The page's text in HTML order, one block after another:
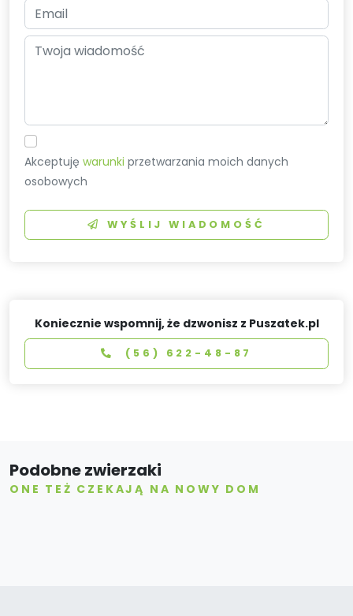
Akceptujęwarunki przetwarzania moich danych
osobowych
WYŚLIJ WIADOMOŚĆ
Koniecznie wspomnij, że dzwonisz z Puszatek.pl
(56) 622-48-87
Podobne zwierzaki
ONE TEŻ CZEKAJĄ NA NOWY DOM